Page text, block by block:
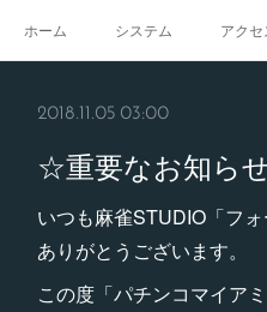
ホーム システム アクセ
2018.11.05 03:00
☆重要なお知ら
いつも麻雀STUDIO「フ
ありがとうございます。
この度「パチンコマイア